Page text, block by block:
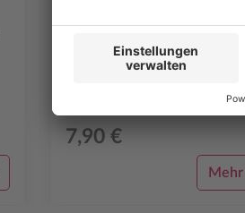
"Glasreinigung"
(Verwaltung)
7,90 €